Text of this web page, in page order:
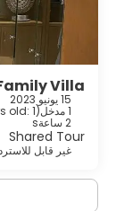
Villa
15 يونيو 2023
1 مدخل (
old: 1
2 ساعةs
Shared Tour
غير قابل